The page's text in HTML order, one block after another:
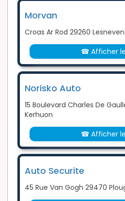
Morvan
Croas Ar Rod 29260 Lesneven
☎ Afficher le
Norisko Auto
15 Boulevard Charles De
Kerhuon
☎ Afficher le
Auto Securite
45 Rue Van Gogh 29470